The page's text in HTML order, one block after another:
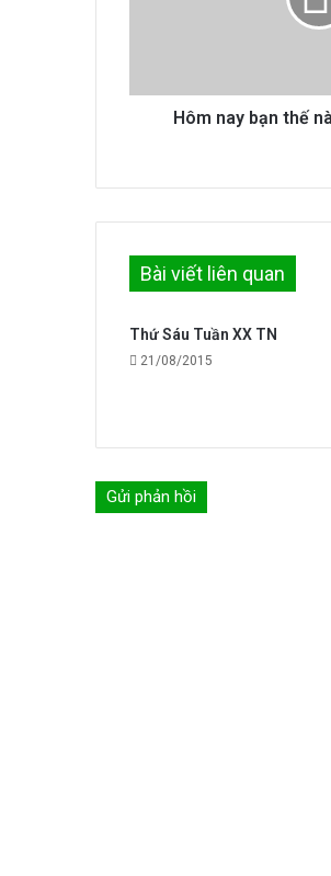
Hôm nay bạn thế
Bài viết liên quan
Thứ Sáu Tuần XX TN
21/08/2015
Gửi phản hồi